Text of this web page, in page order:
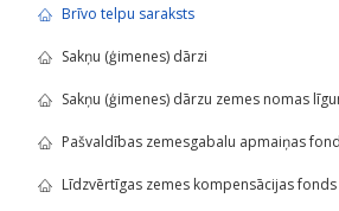
Brīvo telpu saraksts
Sakņu (ģimenes) dārzi
Sakņu (ģimenes) dārzu zemes nomas
Pašvaldības zemesgabalu apmaiņas
Līdzvērtīgas zemes kompensācijas fonds